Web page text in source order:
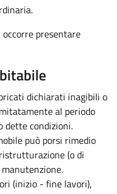
presentare
dichiarati inagibili o
al periodo
dette condizioni.
può porsi rimedio
(o di
(inizio - fine lavori),